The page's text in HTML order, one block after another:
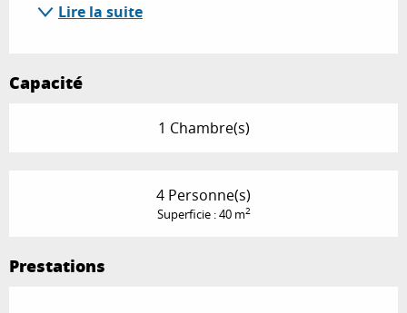
Lire la suite
Capacité
1 Chambre(s)
4 Personne(s)
Superficie : 40 m2
Prestations